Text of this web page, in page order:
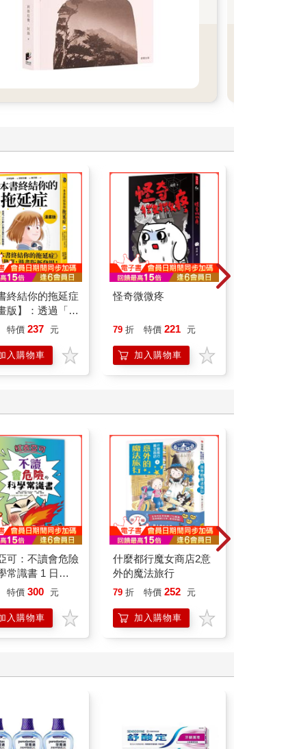
終結你的拖延症
版】：透過「小
打開大腦的行動
派」的37個科
特價 237 元
入購物車
怪奇微微疼
79 折 特價 221 元
加入購物車
可：不讀會危險
常識書 1 日常
的危機!!!
特價 300 元
入購物車
什麼都行魔女商店2意
外的魔法旅行
79 折 特價 252 元
加入購物車